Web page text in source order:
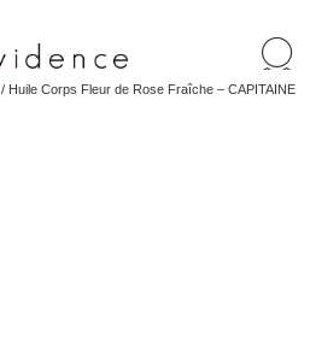
/ Huile Corps Fleur de Rose Fraîche – CAPITAINE